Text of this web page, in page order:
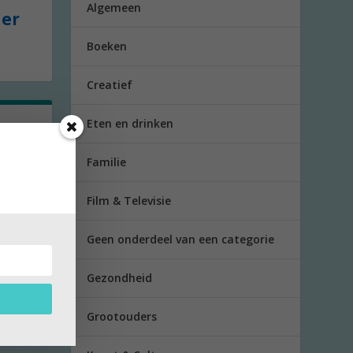
Algemeen
Boeken
Creatief
Eten en drinken
Familie
Film & Televisie
Geen onderdeel van een categorie
Gezondheid
Grootouders